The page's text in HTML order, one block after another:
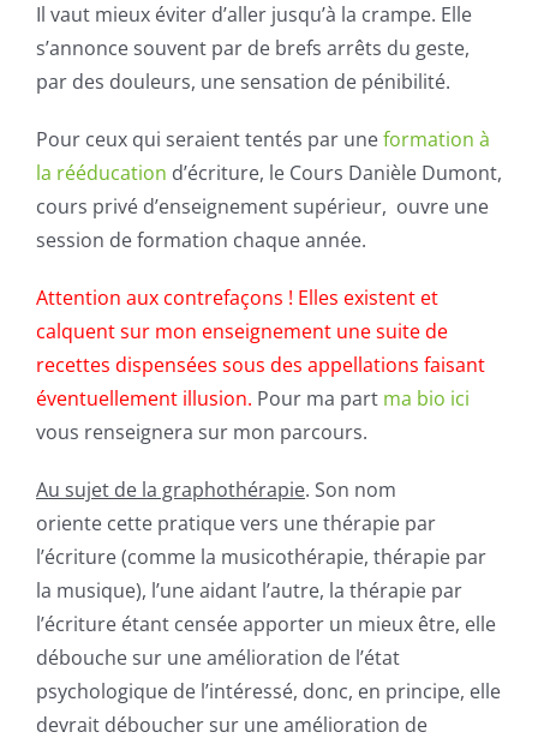
Il vaut mieux éviter d’aller jusqu’à la crampe. Elle
s’annonce souvent par de brefs arrêts du geste,
par des douleurs, une sensation de pénibilité.
Pour ceux qui seraient tentés par uneformation à
la rééducation d’écriture, le Cours Danièle Dumont,
cours privé d’enseignement supérieur, ouvre une
session de formation chaque année.
Attention aux contrefaçons ! Elles existent et
calquent sur mon enseignement une suite de
recettes dispensées sous des appellations faisant
éventuellement illusion. Pour ma part ma bio ici
vous renseignera sur mon parcours.
Au sujet de la graphothérapie. Son nom
oriente cette pratique vers une thérapie par
l’écriture (comme la musicothérapie, thérapie par
la musique), l’une aidant l’autre, la thérapie par
l’écriture étant censée apporter un mieux être, elle
débouche sur une amélioration de l’état
psychologique de l’intéressé, donc, en principe, elle
devrait déboucher sur une amélioration de